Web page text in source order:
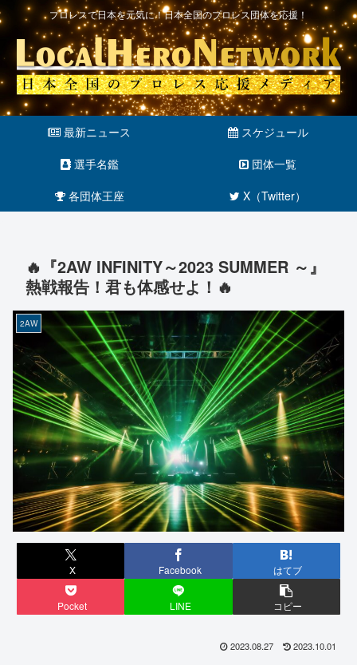
プロレスで日本を元気に！日本全国のプロレス団体を応援！
最新ニュース
スケジュール
選手名鑑
団体一覧
各団体王座
X（Twitter）
🔥『2AW INFINITY～2023 SUMMER ～』
熱戦報告！君も体感せよ！🔥
2AW
X Facebook はてブ
Pocket LINE コピー
2023.08.27 2023.10.01